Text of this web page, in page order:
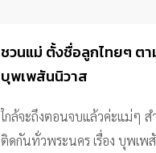
ชวนแม่ ตั้งชื่อลูกไทยๆ ตา
บุพเพสันนิวาส
ใกล้จะถึงตอนจบแล้วค่ะแม่ๆ
ติดกันทั่วพระนคร เรื่อง บุพเพ